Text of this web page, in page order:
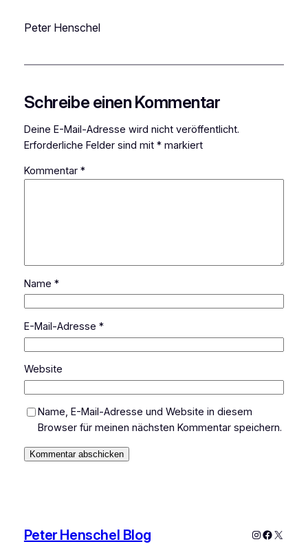
Peter Henschel
Schreibe einen Kommentar
Deine E-Mail-Adresse wird nicht veröffentlicht.
Erforderliche Felder sind mit *markiert
Kommentar *
Name *
E-Mail-Adresse *
Website
Name, E-Mail-Adresse und Website in diesem
Browser für meinen nächsten Kommentar speichern.
Peter Henschel Blog Instagram
X